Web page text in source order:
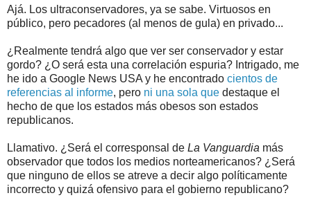
Ajá. Los ultraconservadores, ya se sabe. Virtuosos en
público, pero pecadores (al menos de gula) en privado...
¿Realmente tendrá algo que ver ser conservador y estar
gordo? ¿O será esta una correlación espuria? Intrigado, me
he ido a Google News USA y he encontrado cientos de
referencias al informe, pero ni una sola que destaque el
hecho de que los estados más obesos son estados
republicanos.
Llamativo. ¿Será el corresponsal de La Vanguardia más
observador que todos los medios norteamericanos? ¿Será
que ninguno de ellos se atreve a decir algo políticamente
incorrecto y quizá ofensivo para el gobierno republicano?